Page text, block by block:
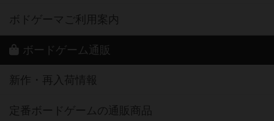
ボドゲーマご利用案内
ボードゲーム通販
新作・再入荷情報
定番ボードゲームの通販商品